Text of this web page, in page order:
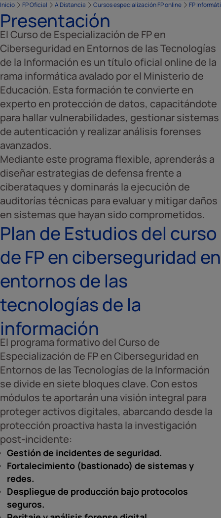
Inicio FP Oficial A Distancia Cursos especialización FP online FP
Presentación
El Curso de Especialización de FP en
Ciberseguridad en Entornos de las Tecnologías
de la Información es un título oficial online de la
rama informática avalado por el Ministerio de
Educación. Esta formación te convierte en
experto en protección de datos, capacitándote
para hallar vulnerabilidades, gestionar sistemas
de autenticación y realizar análisis forenses
avanzados.
Mediante este programa flexible, aprenderás a
diseñar estrategias de defensa frente a
ciberataques y dominarás la ejecución de
auditorías técnicas para evaluar y mitigar daños
en sistemas que hayan sido comprometidos.
Plan de Estudios del curso
de FP en ciberseguridad en
entornos de las
tecnologías de la
información
El programa formativo del Curso de
Especialización de FP en Ciberseguridad en
Entornos de las Tecnologías de la Información
se divide en siete bloques clave. Con estos
módulos te aportarán una visión integral para
proteger activos digitales, abarcando desde la
protección proactiva hasta la investigación
post-incidente:
Gestión de incidentes de seguridad.
Fortalecimiento (bastionado) de sistemas y
redes.
Despliegue de producción bajo protocolos
seguros.